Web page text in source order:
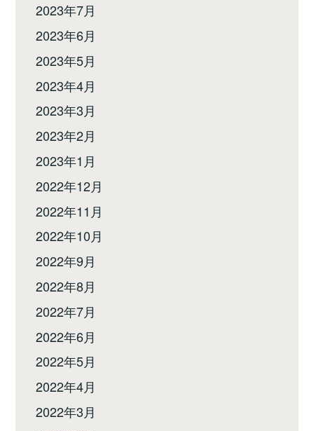
2023年7月
2023年6月
2023年5月
2023年4月
2023年3月
2023年2月
2023年1月
2022年12月
2022年11月
2022年10月
2022年9月
2022年8月
2022年7月
2022年6月
2022年5月
2022年4月
2022年3月